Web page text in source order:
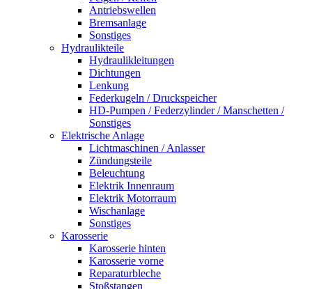
Antriebswellen
Bremsanlage
Sonstiges
Hydraulikteile
Hydraulikleitungen
Dichtungen
Lenkung
Federkugeln / Druckspeicher
HD-Pumpen / Federzylinder / Manschetten /
Sonstiges
Elektrische Anlage
Lichtmaschinen / Anlasser
Zündungsteile
Beleuchtung
Elektrik Innenraum
Elektrik Motorraum
Wischanlage
Sonstiges
Karosserie
Karosserie hinten
Karosserie vorne
Reparaturbleche
Stoßstangen